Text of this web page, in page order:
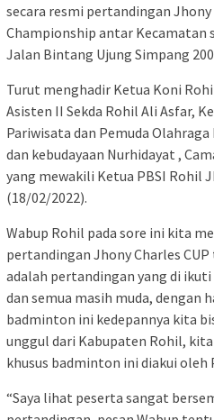
secara resmi pertandingan
Championship antar Kecamatan
Jalan Bintang Ujung Simpang
Turut menghadir Ketua Koni
Asisten II Sekda Rohil Ali Asfar,
Pariwisata dan Pemuda
dan kebudayaan Nurhidayat ,
yang mewakili Ketua PBSI Rohil
(18/02/2022).
Wabup Rohil pada sore ini kita
pertandingan Jhony Charles
adalah pertandingan yang di
dan semua masih muda, dengan
badminton ini kedepannya kita
unggul dari Kabupaten Rohil,
khusus badminton ini diakui oleh
“Saya lihat peserta sangat